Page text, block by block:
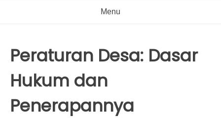
Menu
Peraturan Desa: Dasar
Hukum dan
Penerapannya